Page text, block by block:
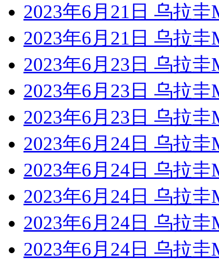
2023年6月21日 乌拉
2023年6月21日 乌拉
2023年6月23日 乌拉
2023年6月23日 乌拉
2023年6月23日 乌拉
2023年6月24日 乌拉
2023年6月24日 乌拉
2023年6月24日 乌拉
2023年6月24日 乌拉
2023年6月24日 乌拉